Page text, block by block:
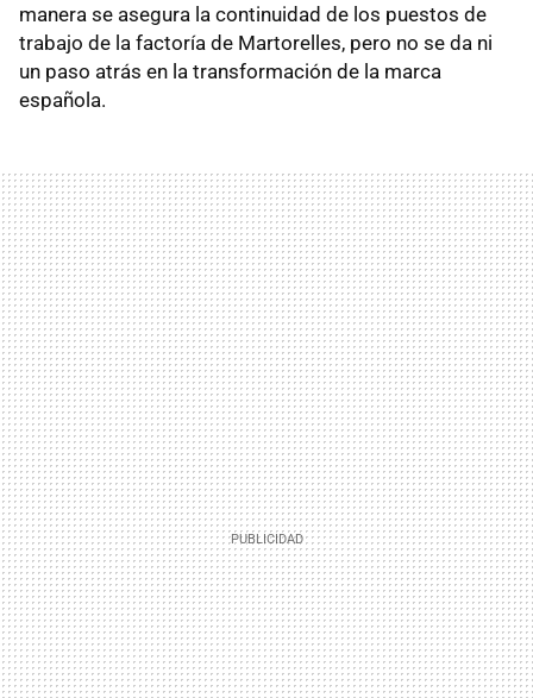
manera se asegura la continuidad de los puestos de
trabajo de la factoría de Martorelles, pero no se da ni
un paso atrás en la transformación de la marca
española.